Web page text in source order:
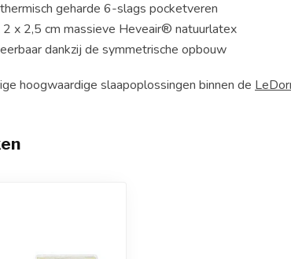
geharde 6-slags pocketveren
x 2,5 cm massieve Heveair® natuurlatex
dankzij de symmetrische opbouw
hoogwaardige slaapoplossingen binnen de